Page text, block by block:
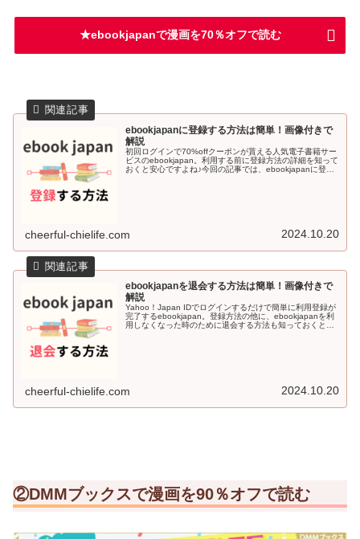
★ebookjapanで漫画を70％オフで読む
ebookjapanに登録する方法は簡単！画像付きで
解説
初回ログインで70%offクーポンが貰える人気電子書籍サー
ビスのebookjapan。利用する前に登録方法の詳細を知って
おくと安心ですよね♪今回の記事では、ebookjapanに登録
cheerful-chielife.com 2024.10.20
ebookjapanを退会する方法は簡単！画像付きで
解説
Yahoo！Japan IDでログインするだけで簡単に利用登録が
完了するebookjapan。登録方法の他に、ebookjapanを利
用しなくなった時のために退会する方法も知っておくと安
cheerful-chielife.com 2024.10.20
②DMMブックスで漫画を90％オフで読む